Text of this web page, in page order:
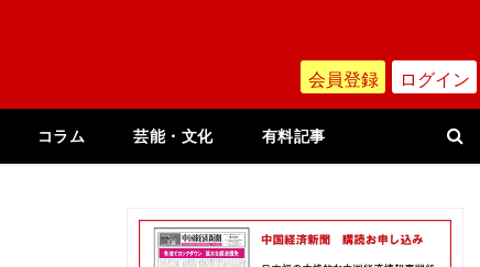
会員登録 ログイン
コラム 芸能・文化 有料記事